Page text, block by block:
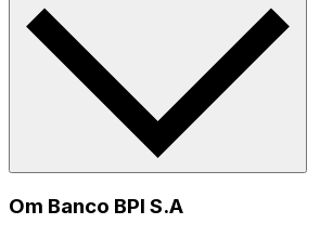
Om Banco BPI S.A